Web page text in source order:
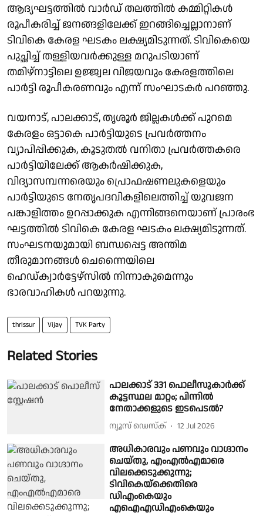
ആദ്യഘട്ടത്തിൽ വാർഡ് തലത്തിൽ കമ്മിറ്റികൾ
രൂപീകരിച്ച് ജനങ്ങളിലേക്ക് ഇറങ്ങിച്ചെല്ലാനാണ്
ടിവികെ കേരള ഘടകം ലക്ഷ്യമിടുന്നത്. ടിവികെയെ
പുച്ഛിച്ച് തള്ളിയവർക്കുള്ള മറുപടിയാണ്
തമിഴ്നാട്ടിലെ ഉജ്ജ്വല വിജയവും കേരളത്തിലെ
പാർട്ടി രൂപീകരണവും എന്ന് സംഘാടകർ പറഞ്ഞു.
വയനാട്, പാലക്കാട്, തൃശൂർ ജില്ലകൾക്ക് പുറമെ
കേരളം ഒട്ടാകെ പാർട്ടിയുടെ പ്രവർത്തനം
വ്യാപിപ്പിക്കുക, കൂടുതൽ വനിതാ പ്രവർത്തകരെ
പാർട്ടിയിലേക്ക് ആകർഷിക്കുക,
വിദ്യാസമ്പന്നരെയും പ്രൊഫഷണലുകളെയും
പാർട്ടിയുടെ നേതൃപദവികളിലെത്തിച്ച് യുവജന
പങ്കാളിത്തം ഉറപ്പാക്കുക എന്നിങ്ങനെയാണ് പ്രാരംഭ
ഘട്ടത്തില്‍ ടിവികെ കേരള ഘടകം ലക്ഷ്യമിടുന്നത്.
സംഘടനയുമായി ബന്ധപ്പെട്ട അന്തിമ
തീരുമാനങ്ങൾ ചെന്നെെയിലെ
ഹെഡ്ക്വാർട്ടേഴ്സിൽ നിന്നാകുമെന്നും
ഭാരവാഹികൾ പറയുന്നു.
thrissur Vijay TVK Party
Related Stories
പാലക്കാട് 331 പൊലീസുകാർക്ക്
കൂട്ടസ്ഥല മാറ്റം; പിന്നിൽ
നേതാക്കളുടെ ഇടപെടൽ?
ന്യൂസ് ഡെസ്ക് 12 Jul 2026
അധികാരവും പണവും വാഗ്ദാനം
ചെയ്തു, എംഎല്‍എമാരെ
വിലക്കെടുക്കുന്നു;
ടിവികെയ്ക്കെതിരെ
ഡിഎംകെയും
എഐഎഡിഎംകെയും